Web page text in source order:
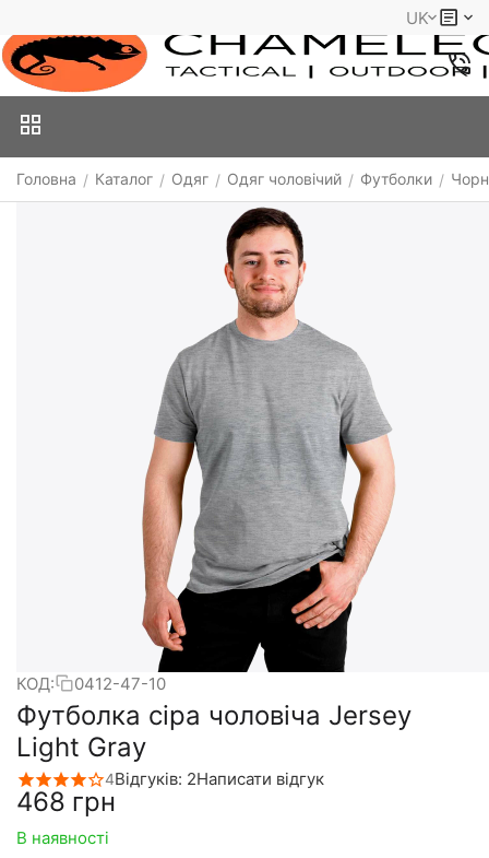
UK
Головна / Каталог / Одяг / Одяг чоловічий / Футболки /
КОД: 0412-47-10
Футболка сіра чоловіча Jersey
Light Gray
4Відгуків: 2Написати відгук
‍468‍ грн
В наявності